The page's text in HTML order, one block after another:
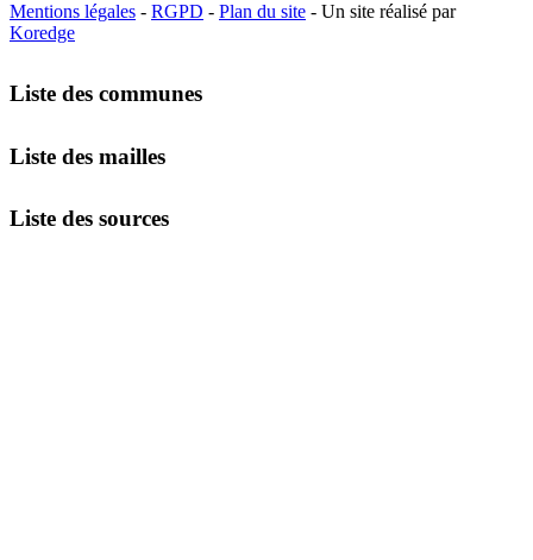
Mentions légales - RGPD - Plan du site - Un site réalisé par
Koredge
Liste des communes
Liste des mailles
Liste des sources